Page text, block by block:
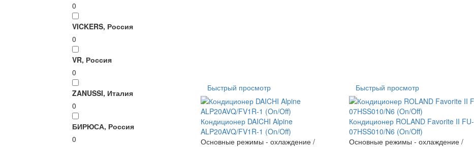
0
VICKERS, Россия
0
VR, Россия
0
ZANUSSI, Италия
0
БИРЮСА, Россия
0
Быстрый просмотр
Кондиционер DAICHI Alpine
ALP20AVQ/FV1R-1 (On/Off)
Основные режимы - охлаждение /
Быстрый просмотр
Кондиционер ROLAND Favorite II FU-
07HSS010/N6 (On/Off)
Основные режимы - охлаждение /